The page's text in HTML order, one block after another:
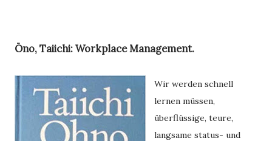
Ōno, Taiichi: Workplace Management.
Wir werden schnell
lernen müssen,
überflüssige, teure,
langsame status- und